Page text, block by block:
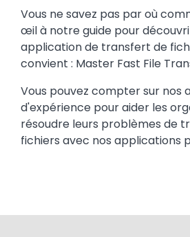
Vous ne savez pas par où
œil à notre guide pour
application de transfert de
convient : Master Fast File
Vous pouvez compter sur nos
d'expérience pour aider les
résoudre leurs problèmes de
fichiers avec nos applications